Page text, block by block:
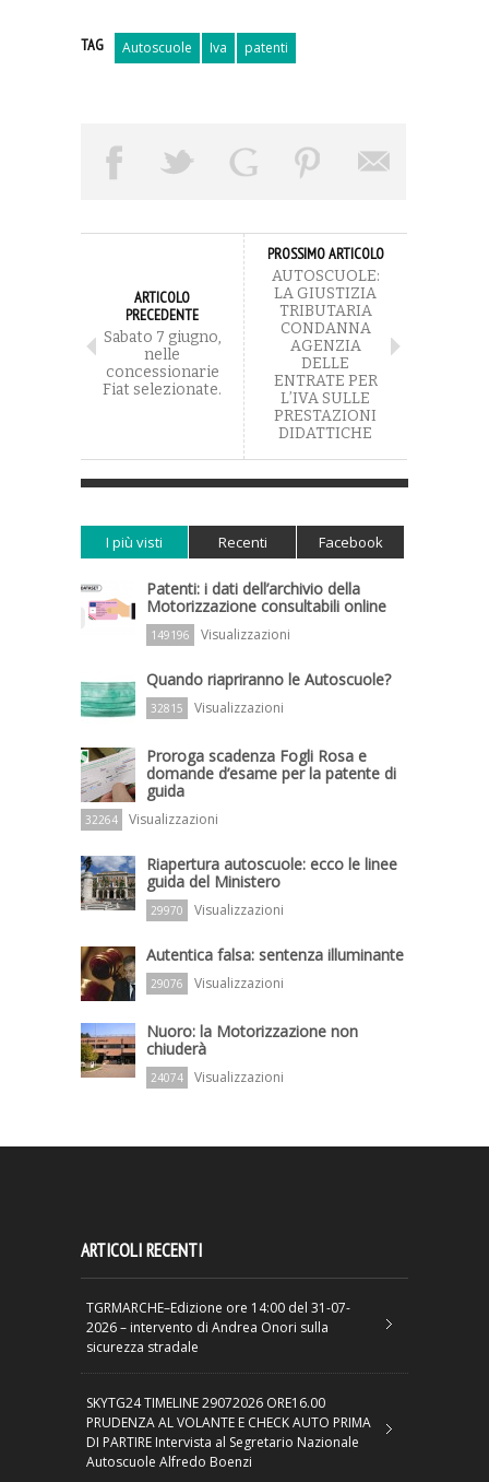
TAG Autoscuole Iva patenti
ARTICOLO
PRECEDENTE
Sabato 7 giugno,
nelle
concessionarie
Fiat selezionate.
PROSSIMO ARTICOLO
AUTOSCUOLE:
LA GIUSTIZIA
TRIBUTARIA
CONDANNA
AGENZIA
DELLE
ENTRATE PER
L’IVA SULLE
PRESTAZIONI
DIDATTICHE
I più visti Recenti Facebook
Patenti: i dati dell’archivio della
Motorizzazione consultabili online
149196 Visualizzazioni
Quando riapriranno le Autoscuole?
32815 Visualizzazioni
Proroga scadenza Fogli Rosa e
domande d’esame per la patente di
guida
32264 Visualizzazioni
Riapertura autoscuole: ecco le linee
guida del Ministero
29970 Visualizzazioni
Autentica falsa: sentenza illuminante
29076 Visualizzazioni
Nuoro: la Motorizzazione non
chiuderà
24074 Visualizzazioni
ARTICOLI RECENTI
TGRMARCHE–Edizione ore 14:00 del 31-07-
2026 – intervento di Andrea Onori sulla
sicurezza stradale
SKYTG24 TIMELINE 29072026 ORE16.00
PRUDENZA AL VOLANTE E CHECK AUTO PRIMA
DI PARTIRE Intervista al Segretario Nazionale
Autoscuole Alfredo Boenzi